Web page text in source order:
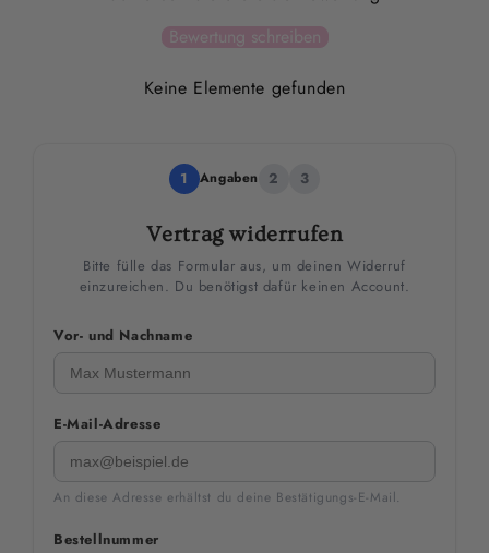
Bewertung schreiben
Keine Elemente gefunden
1 Angaben 2 3
Vertrag widerrufen
Bitte fülle das Formular aus, um deinen Widerruf
einzureichen. Du benötigst dafür keinen Account.
Vor- und Nachname
E-Mail-Adresse
An diese Adresse erhältst du deine Bestätigungs-E-Mail.
Bestellnummer